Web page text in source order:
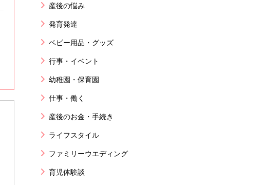
産後の悩み
発育発達
ベビー用品・グッズ
行事・イベント
幼稚園・保育園
仕事・働く
産後のお金・手続き
ライフスタイル
ファミリーウエディング
育児体験談